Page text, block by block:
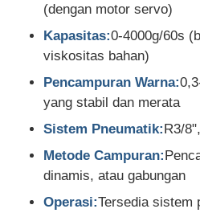
Semua Kasus
Quote request suatu
Mesin cetak injeksi Lsr
mesin cetakan injeksi silikon
(dengan motor servo)
Kapasitas:0-4000g/60s
viskositas bahan)
Pencampuran Warna:
yang stabil dan merata
Sistem Pneumatik:R3/
Metode Campuran:
dinamis, atau gabungan
Operasi:Tersedia sistem